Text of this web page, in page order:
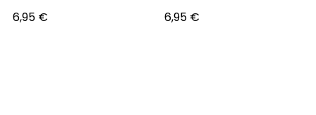
Preço
6,95 €
Preço
6,95 €